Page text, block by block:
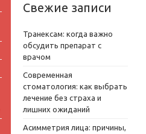
Свежие записи
Транексам: когда важно
обсудить препарат с
врачом
Современная
стоматология: как выбрать
лечение без страха и
лишних ожиданий
Асимметрия лица: причины,